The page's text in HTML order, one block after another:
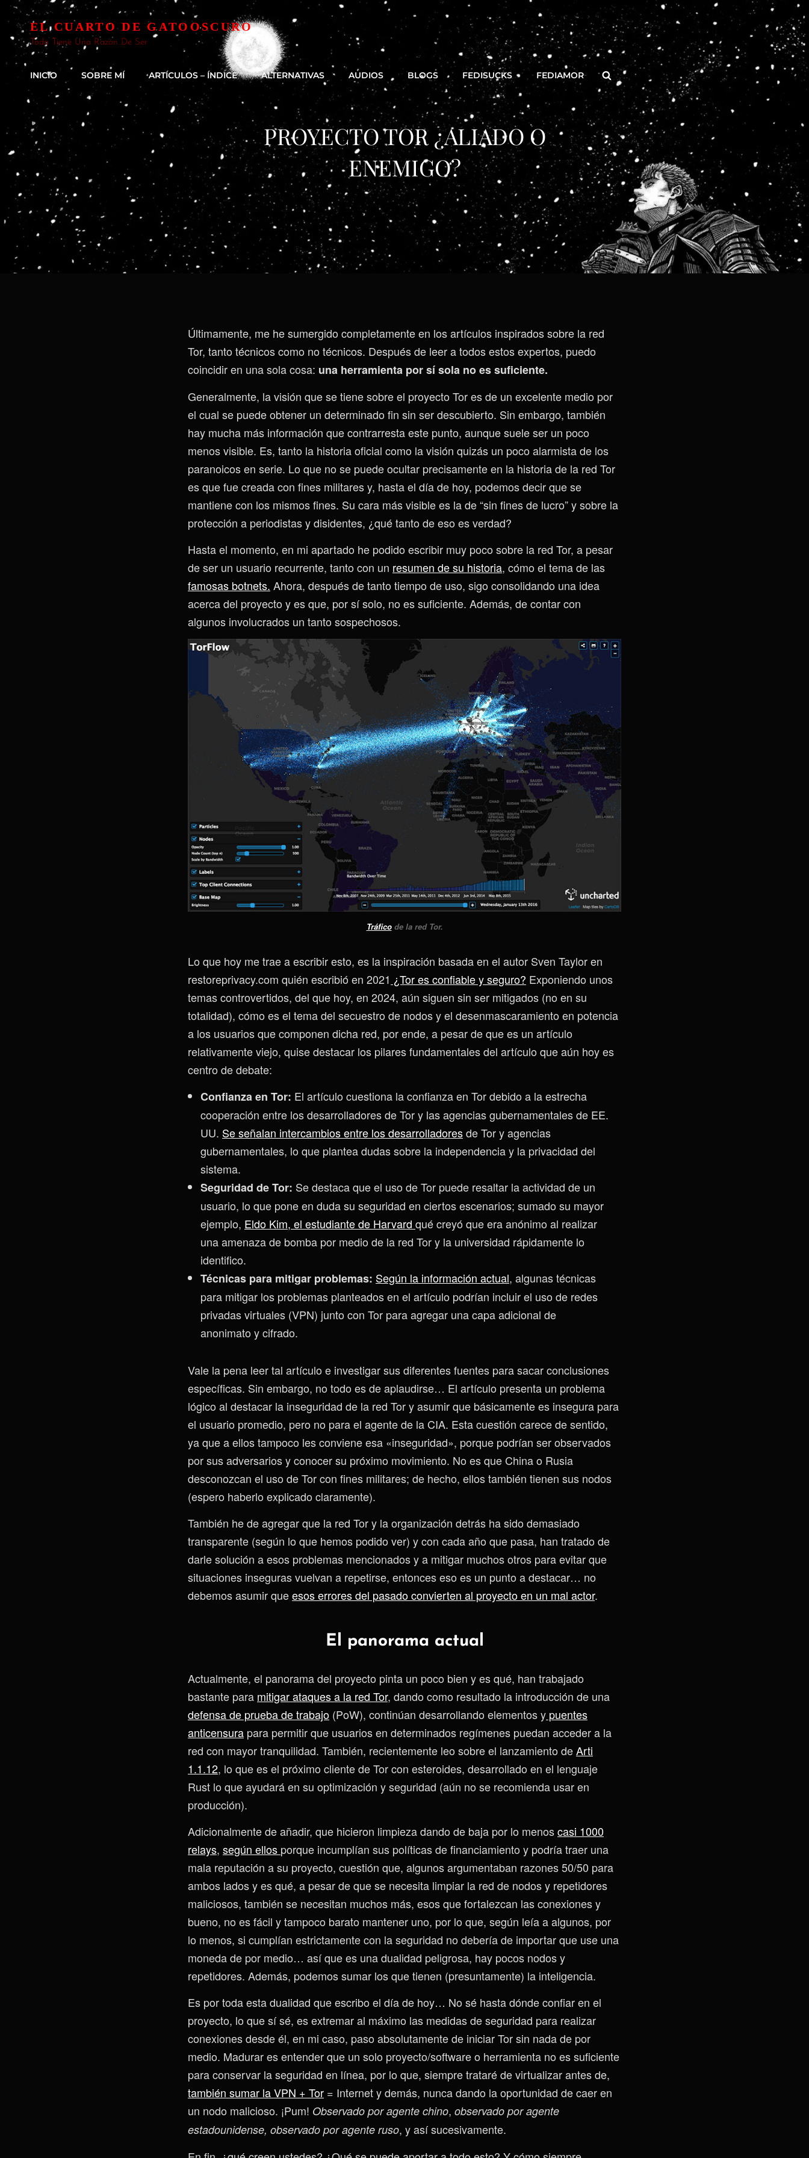
EL CUARTO DE GATOOSCURO
Todo Tiene Una Razón De Ser
INICIO SOBRE MÍ ARTÍCULOS – ÍNDICE ALTERNATIVAS AUDIOS BLOGS FEDISUCKS FEDIAMOR Buscar
PROYECTO TOR ¿ALIADO O
ENEMIGO?
Últimamente, me he sumergido completamente en los artículos inspirados sobre la red
Tor, tanto técnicos como no técnicos. Después de leer a todos estos expertos, puedo
coincidir en una sola cosa: una herramienta por sí sola no es suficiente.
Generalmente, la visión que se tiene sobre el proyecto Tor es de un excelente medio por
el cual se puede obtener un determinado fin sin ser descubierto. Sin embargo, también
hay mucha más información que contrarresta este punto, aunque suele ser un poco
menos visible. Es, tanto la historia oficial como la visión quizás un poco alarmista de los
paranoicos en serie. Lo que no se puede ocultar precisamente en la historia de la red Tor
es que fue creada con fines militares y, hasta el día de hoy, podemos decir que se
mantiene con los mismos fines. Su cara más visible es la de “sin fines de lucro” y sobre la
protección a periodistas y disidentes, ¿qué tanto de eso es verdad?
Hasta el momento, en mi apartado he podido escribir muy poco sobre la red Tor, a pesar
de ser un usuario recurrente, tanto con un resumen de su historia, cómo el tema de las
famosas botnets. Ahora, después de tanto tiempo de uso, sigo consolidando una idea
acerca del proyecto y es que, por sí solo, no es suficiente. Además, de contar con
algunos involucrados un tanto sospechosos.
Tráficode la red Tor.
Lo que hoy me trae a escribir esto, es la inspiración basada en el autor Sven Taylor en
restoreprivacy.com quién escribió en 2021 ¿Tor es confiable y seguro? Exponiendo unos
temas controvertidos, del que hoy, en 2024, aún siguen sin ser mitigados (no en su
totalidad), cómo es el tema del secuestro de nodos y el desenmascaramiento en potencia
a los usuarios que componen dicha red, por ende, a pesar de que es un artículo
relativamente viejo, quise destacar los pilares fundamentales del artículo que aún hoy es
centro de debate:
Confianza en Tor: El artículo cuestiona la confianza en Tor debido a la estrecha
cooperación entre los desarrolladores de Tor y las agencias gubernamentales de EE.
UU. Se señalan intercambios entre los desarrolladoresde Tor y agencias
gubernamentales, lo que plantea dudas sobre la independencia y la privacidad del
sistema.
Seguridad de Tor: Se destaca que el uso de Tor puede resaltar la actividad de un
usuario, lo que pone en duda su seguridad en ciertos escenarios; sumado su mayor
ejemplo, Eldo Kim, el estudiante de Harvard qué creyó que era anónimo al realizar
una amenaza de bomba por medio de la red Tor y la universidad rápidamente lo
identifico.
Técnicas para mitigar problemas: Según la información actual, algunas técnicas
para mitigar los problemas planteados en el artículo podrían incluir el uso de redes
privadas virtuales (VPN) junto con Tor para agregar una capa adicional de
anonimato y cifrado.
Vale la pena leer tal artículo e investigar sus diferentes fuentes para sacar conclusiones
específicas. Sin embargo, no todo es de aplaudirse… El artículo presenta un problema
lógico al destacar la inseguridad de la red Tor y asumir que básicamente es insegura para
el usuario promedio, pero no para el agente de la CIA. Esta cuestión carece de sentido,
ya que a ellos tampoco les conviene esa «inseguridad», porque podrían ser observados
por sus adversarios y conocer su próximo movimiento. No es que China o Rusia
desconozcan el uso de Tor con fines militares; de hecho, ellos también tienen sus nodos
(espero haberlo explicado claramente).
También he de agregar que la red Tor y la organización detrás ha sido demasiado
transparente (según lo que hemos podido ver) y con cada año que pasa, han tratado de
darle solución a esos problemas mencionados y a mitigar muchos otros para evitar que
situaciones inseguras vuelvan a repetirse, entonces eso es un punto a destacar… no
debemos asumir queesos errores del pasado convierten al proyecto en un mal actor.
El panorama actual
Actualmente, el panorama del proyecto pinta un poco bien y es qué, han trabajado
bastante para mitigar ataques a la red Tor, dando como resultado la introducción de una
defensa de prueba de trabajo (PoW), continúan desarrollando elementos y puentes
anticensura para permitir que usuarios en determinados regímenes puedan acceder a la
red con mayor tranquilidad. También, recientemente leo sobre el lanzamiento deArti
1.1.12, lo que es el próximo cliente de Tor con esteroides, desarrollado en el lenguaje
Rust lo que ayudará en su optimización y seguridad (aún no se recomienda usar en
producción).
Adicionalmente de añadir, que hicieron limpieza dando de baja por lo menoscasi 1000
relays, según ellos porque incumplían sus políticas de financiamiento y podría traer una
mala reputación a su proyecto, cuestión que, algunos argumentaban razones 50/50 para
ambos lados y es qué, a pesar de que se necesita limpiar la red de nodos y repetidores
maliciosos, también se necesitan muchos más, esos que fortalezcan las conexiones y
bueno, no es fácil y tampoco barato mantener uno, por lo que, según leía a algunos, por
lo menos, si cumplían estrictamente con la seguridad no debería de importar que use una
moneda de por medio… así que es una dualidad peligrosa, hay pocos nodos y
repetidores. Además, podemos sumar los que tienen (presuntamente) la inteligencia.
Es por toda esta dualidad que escribo el día de hoy… No sé hasta dónde confiar en el
proyecto, lo que sí sé, es extremar al máximo las medidas de seguridad para realizar
conexiones desde él, en mi caso, paso absolutamente de iniciar Tor sin nada de por
medio. Madurar es entender que un solo proyecto/software o herramienta no es suficiente
para conservar la seguridad en línea, por lo que, siempre trataré de virtualizar antes de,
también sumar la VPN + Tor = Internet y demás, nunca dando la oportunidad de caer en
un nodo malicioso. ¡Pum! Observado por agente chino, observado por agente
estadounidense, observado por agente ruso, y así sucesivamente.